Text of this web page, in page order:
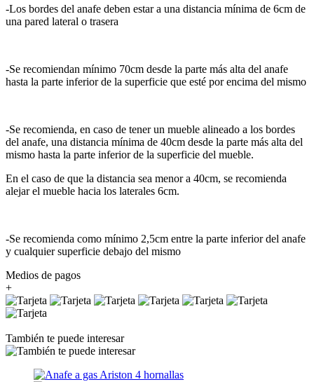
-Los bordes del anafe deben estar a una distancia mínima de 6cm de
una pared lateral o trasera
-Se recomiendan mínimo 70cm desde la parte más alta del anafe
hasta la parte inferior de la superficie que esté por encima del mismo
-Se recomienda, en caso de tener un mueble alineado a los bordes
del anafe, una distancia mínima de 40cm desde la parte más alta del
mismo hasta la parte inferior de la superficie del mueble.
En el caso de que la distancia sea menor a 40cm, se recomienda
alejar el mueble hacia los laterales 6cm.
-Se recomienda como mínimo 2,5cm entre la parte inferior del anafe
y cualquier superficie debajo del mismo
Medios de pagos
+
También te puede interesar